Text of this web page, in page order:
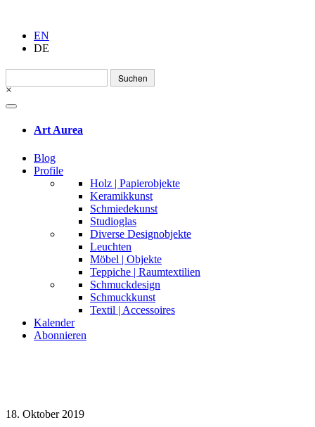
EN
DE
Suchen
nach:
×
Art Aurea
Blog
Profile
Holz | Papierobjekte
Keramikkunst
Schmiedekunst
Studioglas
Diverse Designobjekte
Leuchten
Möbel | Objekte
Teppiche | Raumtextilien
Schmuckdesign
Schmuckkunst
Textil | Accessoires
Kalender
Abonnieren
18. Oktober 2019